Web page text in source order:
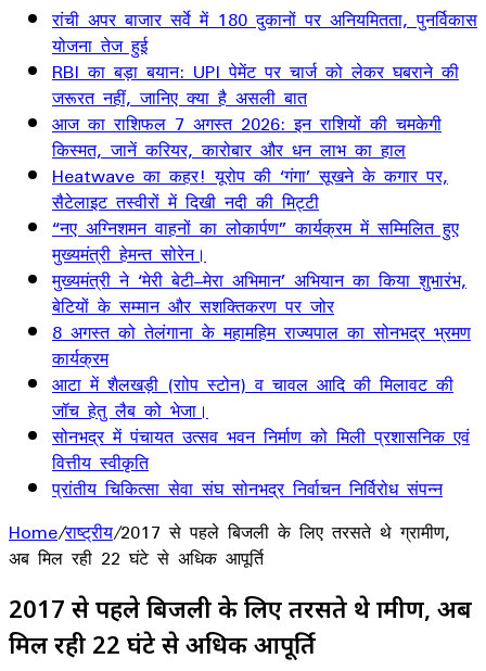
रांची अपर बाजार सर्वे में 180 दुकानों पर अनियमितता, पुनर्विकास
योजना तेज हुई
RBI का बड़ा बयान: UPI पेमेंट पर चार्ज को लेकर घबराने की
जरूरत नहीं, जानिए क्या है असली बात
आज का राशिफल 7 अगस्त 2026: इन राशियों की चमकेगी
किस्मत, जानें करियर, कारोबार और धन लाभ का हाल
Heatwave का कहर! यूरोप की ‘गंगा’ सूखने के कगार पर,
सैटेलाइट तस्वीरों में दिखी नदी की मिट्टी
“नए अग्निशमन वाहनों का लोकार्पण” कार्यक्रम में सम्मिलित हुए
मुख्यमंत्री हेमन्त सोरेन।
मुख्यमंत्री ने ‘मेरी बेटी–मेरा अभिमान’ अभियान का किया शुभारंभ,
बेटियों के सम्मान और सशक्तिकरण पर जोर
8 अगस्त को तेलंगाना के महामहिम राज्यपाल का सोनभद्र भ्रमण
कार्यक्रम
आटा में शैलखड़ी (राोप स्टोन) व चावल आदि की मिलावट की
जॉच हेतु लैब को भेजा।
सोनभद्र में पंचायत उत्सव भवन निर्माण को मिली प्रशासनिक एवं
वित्तीय स्वीकृति
प्रांतीय चिकित्सा सेवा संघ सोनभद्र निर्वाचन निर्विरोध संपन्न
Home/राष्ट्रीय/2017 से पहले बिजली के लिए तरसते थे ग्रामीण,
अब मिल रही 22 घंटे से अधिक आपूर्ति
2017 से पहले बिजली के लिए तरसते थे ग्रामीण, अब
मिल रही 22 घंटे से अधिक आपूर्ति